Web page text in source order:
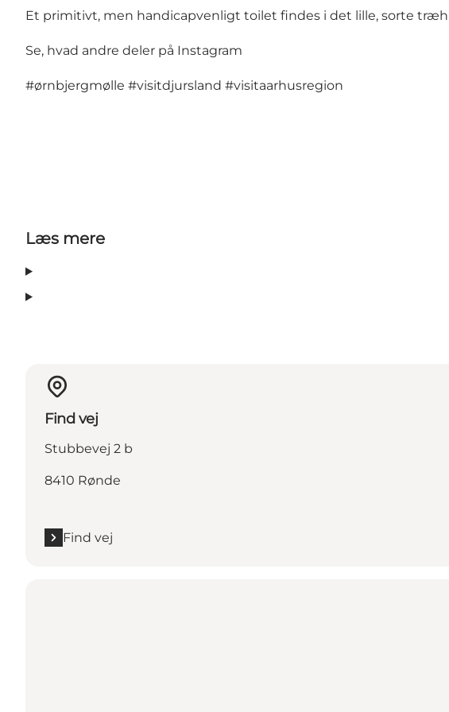
Et primitivt, men handicapvenligt toilet findes i det lille, sorte
Se, hvad andre deler på Instagram
#ørnbjergmølle #visitdjursland #visitaarhusregion
Læs mere
Find vej
Stubbevej 2 b
8410 Rønde
Find vej